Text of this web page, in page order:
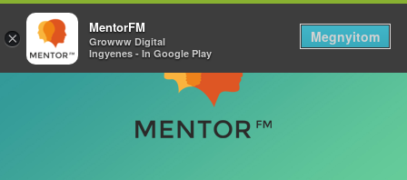
×
MentorFM
Growww Digital
Ingyenes - In Google Play
Megnyitom